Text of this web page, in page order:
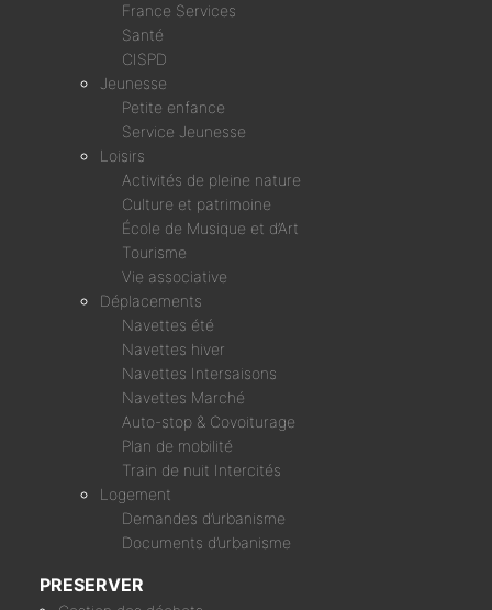
France Services
Santé
CISPD
Jeunesse
Petite enfance
Service Jeunesse
Loisirs
Activités de pleine nature
Culture et patrimoine
École de Musique et d’Art
Tourisme
Vie associative
Déplacements
Navettes été
Navettes hiver
Navettes Intersaisons
Navettes Marché
Auto-stop & Covoiturage
Plan de mobilité
Train de nuit Intercités
Logement
Demandes d’urbanisme
Documents d’urbanisme
PRESERVER